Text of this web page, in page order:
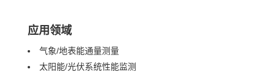
应用领域
气象/地表能通量测量
太阳能/光伏系统性能监测